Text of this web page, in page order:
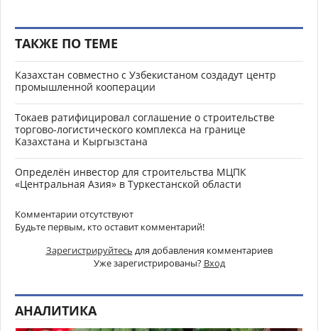
ТАКЖЕ ПО ТЕМЕ
Казахстан совместно с Узбекистаном создадут центр
промышленной кооперации
Токаев ратифицировал соглашение о строительстве
торгово-логистического комплекса на границе
Казахстана и Кыргызстана
Определён инвестор для строительства МЦПК
«Центральная Азия» в Туркестанской области
Комментарии отсутствуют
Будьте первым, кто оставит комментарий!
Зарегистрируйтесь для добавления комментариев
Уже зарегистрированы? Вход
АНАЛИТИКА